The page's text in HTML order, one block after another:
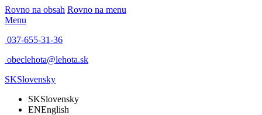
Rovno na obsah Rovno na menu
Menu
037-655-31-36
obeclehota@lehota.sk
SKSlovensky
SKSlovensky
ENEnglish